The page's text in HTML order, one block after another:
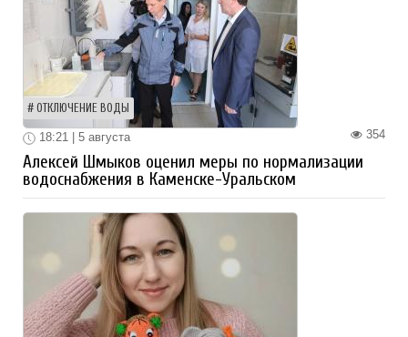
ОТКЛЮЧЕНИЕ ВОДЫ
354
18:21 | 5 августа
Алексей Шмыков оценил меры по нормализации
водоснабжения в Каменске-Уральском